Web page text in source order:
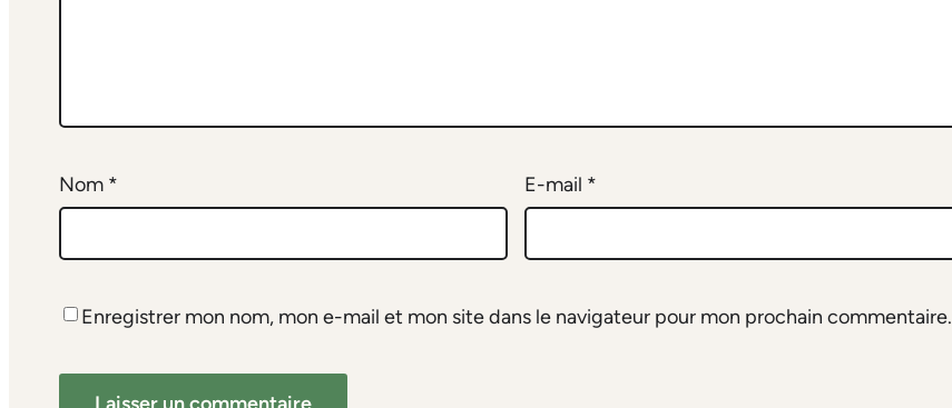
Nom * E-mail *
Enregistrer mon nom, mon e-mail et mon site dans le navigateur pour mon prochain commentaire.